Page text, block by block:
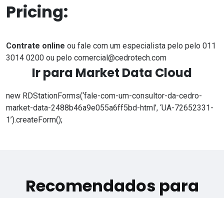
Pricing:
Contrate online ou fale com um especialista pelo pelo 011
3014 0200 ou pelo comercial@cedrotech.com
Ir para Market Data Cloud
new RDStationForms(‘fale-com-um-consultor-da-cedro-
market-data-2488b46a9e055a6ff5bd-html’, ‘UA-72652331-
1’).createForm();
Recomendados para